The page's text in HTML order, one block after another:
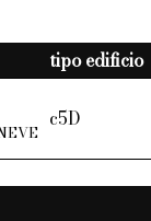
tipo edificio
c5D